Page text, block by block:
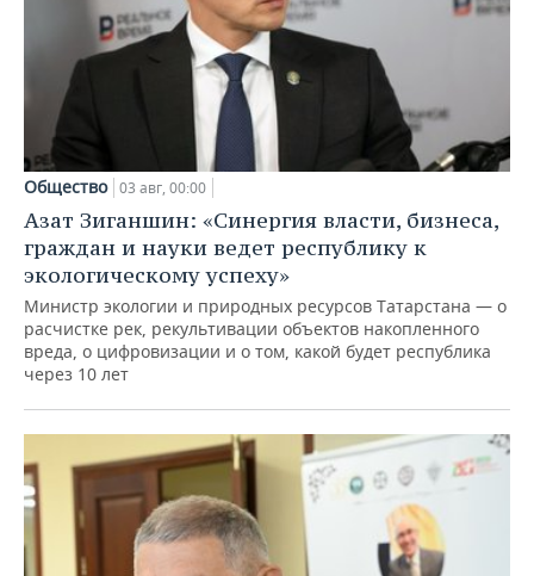
Общество 03 авг, 00:00
Азат Зиганшин: «Синергия власти, бизнеса,
граждан и науки ведет республику к
экологическому успеху»
Министр экологии и природных ресурсов Татарстана — о
расчистке рек, рекультивации объектов накопленного
вреда, о цифровизации и о том, какой будет республика
через 10 лет